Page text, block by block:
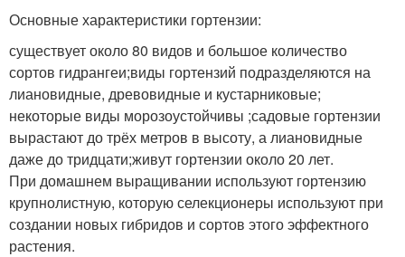
Садовая гортензия
Основные характеристики гортензии:
существует около 80 видов и большое количество
сортов гидрангеи;виды гортензий подразделяются на
лиановидные, древовидные и кустарниковые;
некоторые виды морозоустойчивы ;садовые гортензии
вырастают до трёх метров в высоту, а лиановидные
даже до тридцати;живут гортензии около 20 лет.
При домашнем выращивании используют гортензию
крупнолистную, которую селекционеры используют при
создании новых гибридов и сортов этого эффектного
растения.